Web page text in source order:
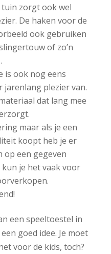
tuin zorgt ook wel
De haken voor de
ook gebruiken
of zo’n
is ook nog eens
jarenlang plezier van.
dat lang mee
maar als je een
koopt heb je er
op een gegeven
je het vaak voor
een speeltoestel in
goed idee. Je moet
voor de kids, toch?